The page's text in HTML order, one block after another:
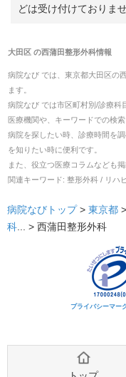
どは受け付けておりませ
大田区の西蒲田整形外科情報
病院なび では、 東京都大田区の
ます。
病院なび では市区町村別/診療科
医療機関や、キーワードでの検索
病院を探したい時、診療時間を
を知りたい時に便利です。
また、役立つ医療コラムなども
関連キーワード: 整形外科 / リハ
病院なびトップ > 東京都 >
科... > 西蒲田整形外科
プライバシーマー